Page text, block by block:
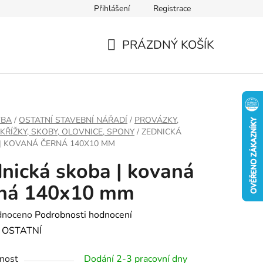
Přihlášení Registrace
PRÁZDNÝ KOŠÍK
/ OSTATNÍ STAVEBNÍ NÁŘADÍ / PROVÁZKY,
SKOBY, OLOVNICE, SPONY / ZEDNICKÁ
KOVANÁ ČERNÁ 140X10 MM
skoba | kovaná
140x10 mm
Podrobnosti hodnocení
OSTATNÍ
Dodání 2-3 pracovní dny